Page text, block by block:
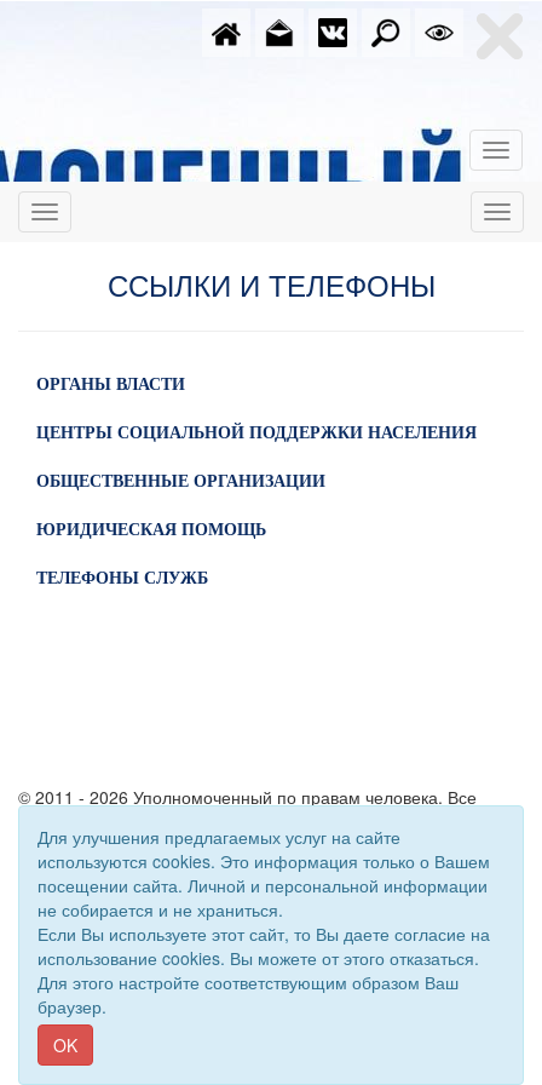
ССЫЛКИ И ТЕЛЕФОНЫ
ОРГАНЫ ВЛАСТИ
ЦЕНТРЫ СОЦИАЛЬНОЙ ПОДДЕРЖКИ НАСЕЛЕНИЯ
ОБЩЕСТВЕННЫЕ ОРГАНИЗАЦИИ
ЮРИДИЧЕСКАЯ ПОМОЩЬ
ТЕЛЕФОНЫ СЛУЖБ
© 2011 - 2026 Уполномоченный по правам человека. Все
Сайт создан при поддержке «Информационная сеть RD
Для улучшения предлагаемых услуг на сайте
используются cookies. Это информация только о Вашем
посещении сайта. Личной и персональной информации
не собирается и не храниться.
Если Вы используете этот сайт, то Вы даете согласие на
использование cookies. Вы можете от этого отказаться.
Для этого настройте соответствующим образом Ваш
браузер.
OK